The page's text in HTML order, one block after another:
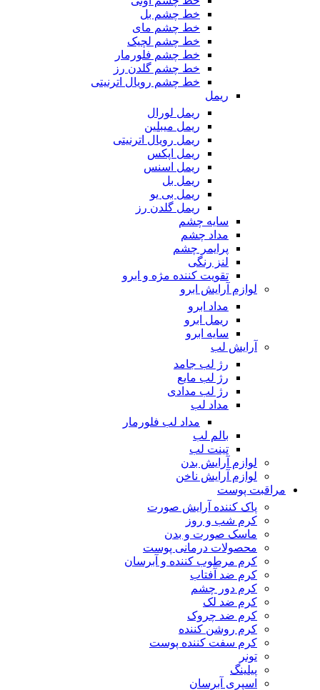
خط چشم بل
خط چشم مای
خط چشم لچیک
خط چشم فلورمار
خط چشم گلدن رز
خط چشم رویال اترنیتی
ریمل
ریمل لورال
ریمل میبلین
ریمل رویال اترنیتی
ریمل اپکس
ریمل اسنس
ریمل بل
ریمل بی یو
ریمل گلدن رز
سایه چشم
مداد چشم
پرایمر چشم
لنز رنگی
تقویت کننده مژه و ابرو
لوازم آرایش ابرو
مداد ابرو
ریمل ابرو
سایه ابرو
آرایش لب
رژ لب جامد
رژ لب مایع
رژ لب مدادی
مداد لب
مداد لب فلورمار
بالم لب
تینت لب
لوازم آرایش بدن
لوازم آرایش ناخن
مراقبت پوست
پاک کننده آرایش صورت
کرم شب و روز
ماسک صورت و بدن
محصولات درمانی پوست
کرم مرطوب کننده و آبرسان
کرم ضد آفتاب
کرم دور چشم
کرم ضد لک
کرم ضد چروک
کرم روشن کننده
کرم سفت کننده پوست
تونر
پیلینگ
اسپری آبرسان